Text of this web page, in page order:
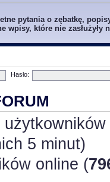
pytania o zębatkę,
wpisy, które nie zasłużyły
Hasło:
5 minut)
online (